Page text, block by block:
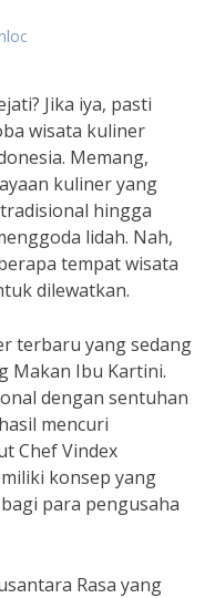
Jika iya, pasti
wisata kuliner
Memang,
kuliner yang
hingga
lidah. Nah,
tempat wisata
dilewatkan.
terbaru yang sedang
Makan Ibu Kartini.
dengan sentuhan
mencuri
Chef Vindex
konsep yang
para pengusaha
Rasa yang